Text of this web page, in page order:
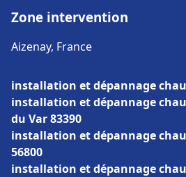
Zone intervention
Aizenay, France
installation et dépannage
installation et dépannage
du Var 83390
installation et dépannage
56800
installation et dépannage